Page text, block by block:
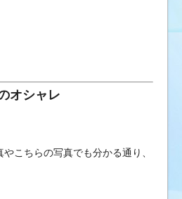
オシャレ
こちらの写真でも分かる通り、